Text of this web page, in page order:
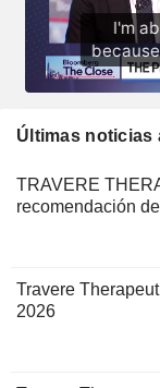
Últimas noticias
TRAVERE
recomendación
Travere
2026